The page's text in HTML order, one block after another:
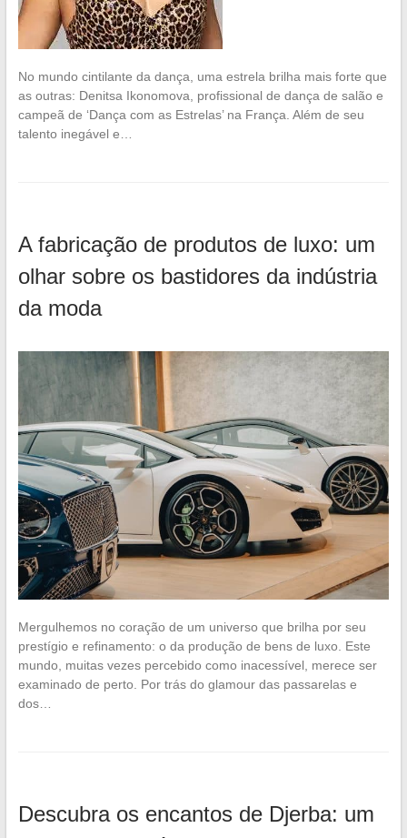
No mundo cintilante da dança, uma estrela brilha mais forte que
as outras: Denitsa Ikonomova, profissional de dança de salão e
campeã de ‘Dança com as Estrelas’ na França. Além de seu
talento inegável e…
A fabricação de produtos de luxo: um
olhar sobre os bastidores da indústria
da moda
Mergulhemos no coração de um universo que brilha por seu
prestígio e refinamento: o da produção de bens de luxo. Este
mundo, muitas vezes percebido como inacessível, merece ser
examinado de perto. Por trás do glamour das passarelas e
dos…
Descubra os encantos de Djerba: um